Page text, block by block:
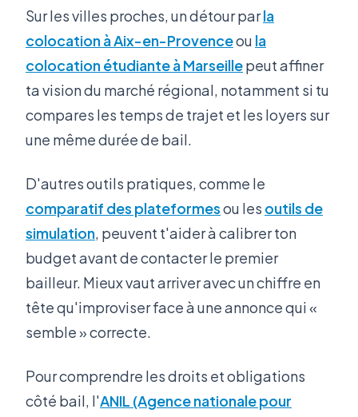
Sur les villes proches, un détour parla
colocation à Aix-en-Provenceou la
colocation étudiante à Marseillepeut affiner
ta vision du marché régional, notamment si tu
compares les temps de trajet et les loyers sur
une même durée de bail.
D'autres outils pratiques, comme le
comparatif des plateformesou les outils de
simulation, peuvent t'aider à calibrer ton
budget avant de contacter le premier
bailleur. Mieux vaut arriver avec un chiffre en
tête qu'improviser face à une annonce qui «
semble » correcte.
Pour comprendre les droits et obligations
côté bail, l'ANIL (Agence nationale pour